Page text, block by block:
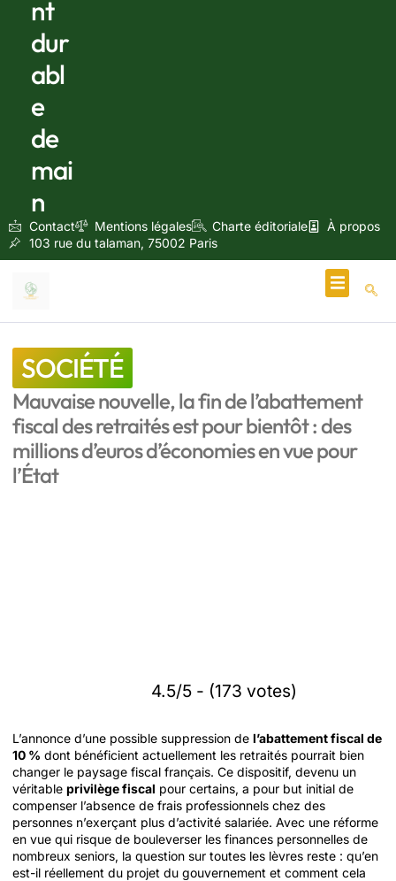
nt
dur
abl
e
de
mai
n
Contact Mentions légales Charte éditoriale
À propos
103 rue du talaman, 75002 Paris
SOCIÉTÉ
Mauvaise nouvelle, la fin de l’abattement
fiscal des retraités est pour bientôt : des
millions d’euros d’économies en vue pour
l’État
4.5/5 - (173 votes)
L’annonce d’une possible suppression de l’abattement fiscal de
10 % dont bénéficient actuellement les retraités pourrait bien
changer le paysage fiscal français. Ce dispositif, devenu un
véritable privilège fiscal pour certains, a pour but initial de
compenser l’absence de frais professionnels chez des
personnes n’exerçant plus d’activité salariée. Avec une réforme
en vue qui risque de bouleverser les finances personnelles de
nombreux seniors, la question sur toutes les lèvres reste : qu’en
est-il réellement du projet du gouvernement et comment cela